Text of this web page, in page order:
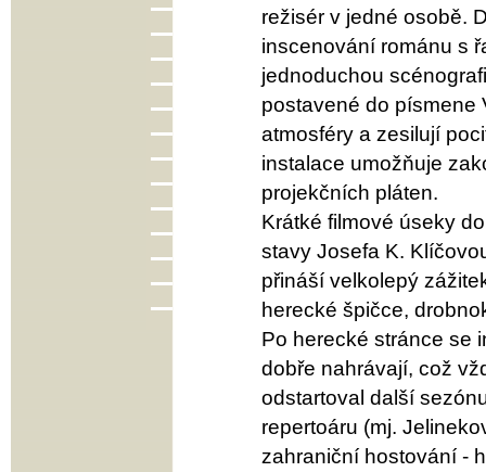
režisér v jedné osobě.
inscenování románu s
jednoduchou
postavené do písmene
atmosféry a zesilují
instalace umožňuje
projekčních pláten.
Krátké filmové úseky
stavy Josefa K.
přináší velkolepý
herecké špičce,
Po herecké stránce se
dobře nahrávají, což
odstartoval další
repertoáru (mj.
zahraniční hostování -